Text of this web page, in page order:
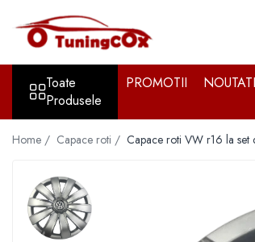
Toate Produsele
Accesorii exterior
Accesorii auto cromate
Accesorii auto inox
Antene auto
Aparatori noroi
Aparatori noroi
Toate
Produsele
PROMOTII NOUTATI
Home / Capace roti / Capace roti VW r16 la set